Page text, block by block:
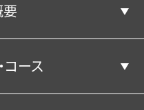
ログラムとは
つながる活動
学の精神
コース